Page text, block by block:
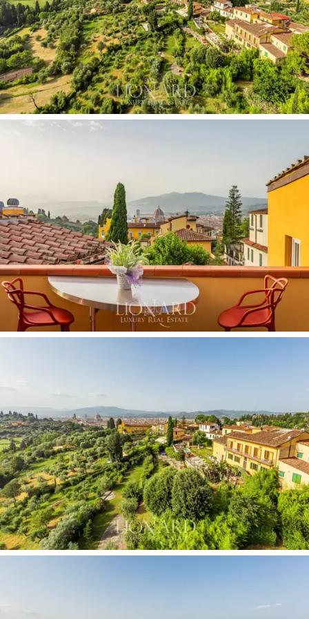
Ši žavinga vila turi daug puikių savybių, be savo grožio, ji
taip pat siūlo komfortą, nes joje yra dvigubas įėjimas
pėstiesiems ir važiuojamoji dalis, kuri šioje vietovėje yra
labai reta. Jį užbaigia vidinis liftas ir du garažai po du
automobilius.